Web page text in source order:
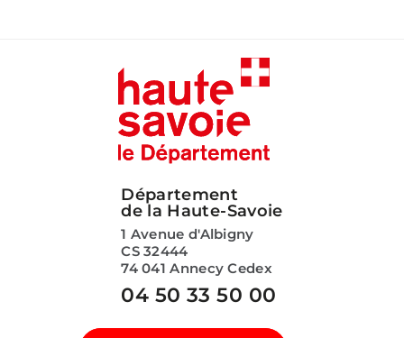
Département
de la Haute-Savoie
1 Avenue d'Albigny
CS 32444
74 041 Annecy Cedex
04 50 33 50 00